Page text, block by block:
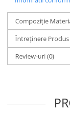
Compoziție
Întreținere Produs
Review-uri(0)